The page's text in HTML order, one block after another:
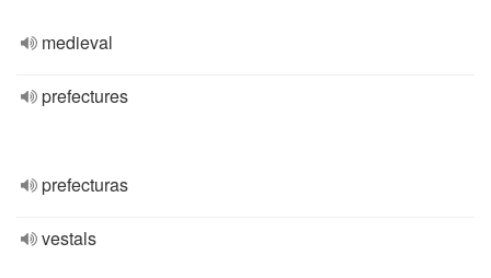
medieval
prefectures
prefecturas
vestals